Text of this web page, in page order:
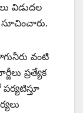
విడుదల
వంటి
ప్రత్యేక